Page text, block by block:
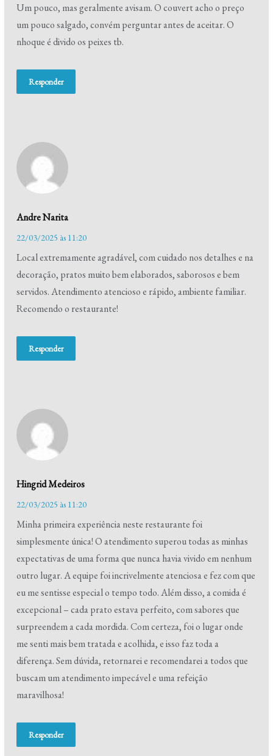
Um pouco, mas geralmente avisam. O couvert acho o preço
um pouco salgado, convém perguntar antes de aceitar. O
nhoque é divido os peixes tb.
Responder
Andre Narita
22/03/2025 às 11:20
Local extremamente agradável, com cuidado nos detalhes e na
decoração, pratos muito bem elaborados, saborosos e bem
servidos. Atendimento atencioso e rápido, ambiente familiar.
Recomendo o restaurante!
Responder
Hingrid Medeiros
22/03/2025 às 11:20
Minha primeira experiência neste restaurante foi
simplesmente única! O atendimento superou todas as minhas
expectativas de uma forma que nunca havia vivido em nenhum
outro lugar. A equipe foi incrivelmente atenciosa e fez com que
eu me sentisse especial o tempo todo. Além disso, a comida é
excepcional – cada prato estava perfeito, com sabores que
surpreendem a cada mordida. Com certeza, foi o lugar onde
me senti mais bem tratada e acolhida, e isso faz toda a
diferença. Sem dúvida, retornarei e recomendarei a todos que
buscam um atendimento impecável e uma refeição
maravilhosa!
Responder